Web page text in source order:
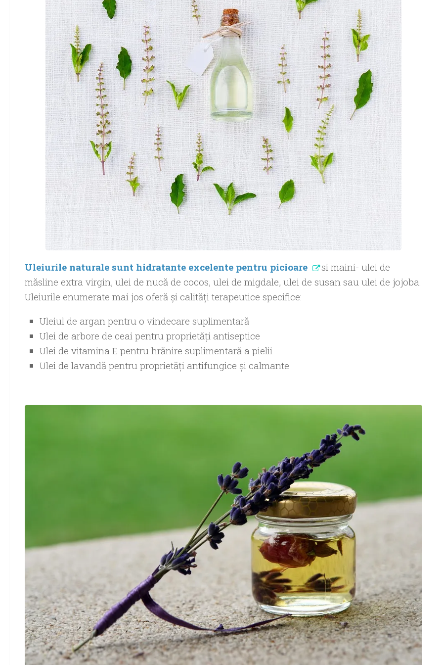
Uleiurile naturale sunt hidratante excelente pentru picioare
si maini- ulei de
măsline extra virgin, ulei de nucă de cocos, ulei de migdale, ulei de susan sau ulei de jojoba.
Uleiurile enumerate mai jos oferă și calități terapeutice specifice:
Uleiul de argan pentru o vindecare suplimentară
Ulei de arbore de ceai pentru proprietăți antiseptice
Ulei de vitamina E pentru hrănire suplimentară a pielii
Ulei de lavandă pentru proprietăți antifungice și calmante